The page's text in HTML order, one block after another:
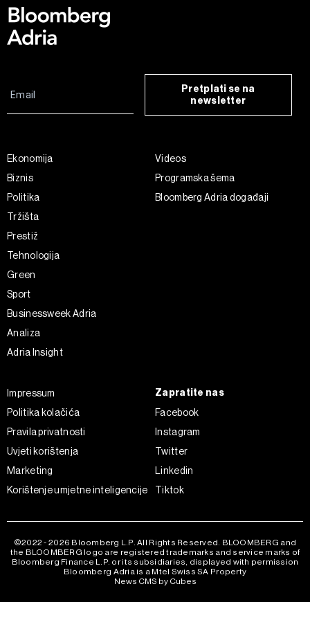
ažurirati klikom na „Prikaži detalje“. Privolu možete u bilo
kojem trenutku povući bez negativnih posljedica.
Pretplati se na
newsletter
Ekonomija
Biznis
Politika
Tržišta
Prestiž
Tehnologija
Green
Sport
Businessweek Adria
Analiza
Adria Insight
Videos
Programska šema
Bloomberg Adria događaji
Impressum
Politika kolačića
Pravila privatnosti
Uvjeti korištenja
Marketing
Korištenje umjetne inteligencije
Zapratite nas
Facebook
Instagram
Twitter
Linkedin
Tiktok
©2022 - 2026 Bloomberg L.P. All Rights Reserved. BLOOMBERG and
the BLOOMBERG logo are registered trademarks and service marks of
Bloomberg Finance L.P. or its subsidiaries, displayed with permission
Bloomberg Adria is a Mtel Swiss SA Property
News CMS by Cubes